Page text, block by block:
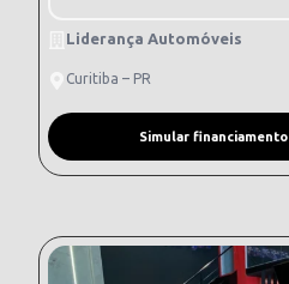
Liderança Automóveis
Curitiba – PR
Simular financiamento